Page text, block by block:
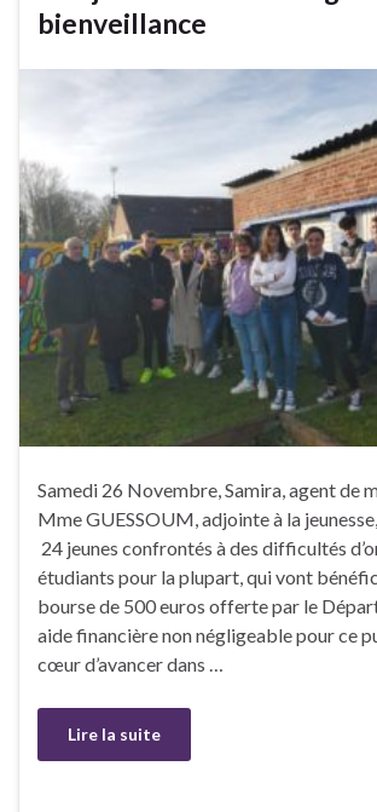
bienveillance
Samedi 26 Novembre, Samira, agent de
Mme GUESSOUM, adjointe à la
24 jeunes confrontés à des difficultés
étudiants pour la plupart, qui vont
bourse de 500 euros offerte par le
aide financière non négligeable pour ce
cœur d’avancer dans …
Lire la suite